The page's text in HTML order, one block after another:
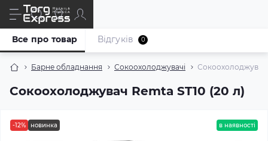
Барне обладнання Сокоохолоджувачі Сокоохолоджувач
Сокоохолоджувач Remta ST10 (20 л)
Все про товар Відгуків 0
-12% новинка в наявності